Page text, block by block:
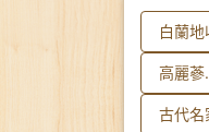
白蘭
高麗蔘
古代名